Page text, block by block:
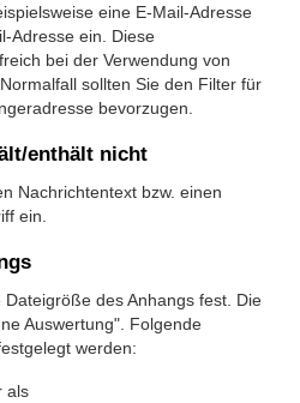
eine E-Mail-Adresse
Adresse ein. Diese
bei der Verwendung von
sollten Sie den Filter für
bevorzugen.
enthält nicht
Nachrichtentext bzw. einen
ein.
des Anhangs fest. Die
Auswertung". Folgende
werden:
als